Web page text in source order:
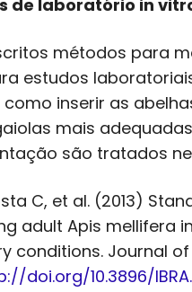
de laboratório in
métodos para
estudos
inserir as
mais
são tratados
C, et al. (2013)
adult Apis mellifera
conditions. Journal
doi.org/10.3896/